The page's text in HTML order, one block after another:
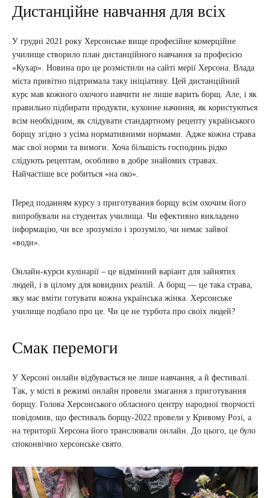
Дистанційне навчання для всіх
У грудні 2021 року Херсонське вище професійне комерційне
училище створило план дистанційного навчання за професією
«Кухар». Новина про це розмістили на сайті мерії Херсона. Влада
міста привітно підтримала таку ініціативу. Цей дистанційний
курс мав кожного охочого навчити не лише варить борщ. Але, і як
правильно підбирати продукти, кухонне начиння, як користуються
всім необхідним, як слідувати стандартному рецепту українського
борщу згідно з усіма нормативними нормами. Адже кожна страва
має свої норми та вимоги. Хоча більшість господинь рідко
слідують рецептам, особливо в добре знайомих стравах.
Найчастіше все робиться «на око».
Перед поданням курсу з приготування борщу всім охочим його
випробували на студентах училища. Чи ефективно викладено
інформацію, чи все зрозуміло і зрозуміло, чи немає зайвої
«води».
Онлайн-курси кулінарії – це відмінний варіант для зайнятих
людей, і в цілому для ковидних реалій. А борщ — це така страва,
яку має вміти готувати кожна українська жінка. Херсонське
училище подбало про це. Чи це не турбота про своїх людей?
Смак перемоги
У Херсоні онлайн відбувається не лише навчання, а й фестивалі.
Так, у місті в режимі онлайн провели змагання з приготування
борщу. Голова Херсонського обласного центру народної творчості
повідомив, що фестиваль борщу-2022 провели у Кривому Розі, а
на території Херсона його транслювали онлайн. До цього, це було
споконвічно херсонське свято.